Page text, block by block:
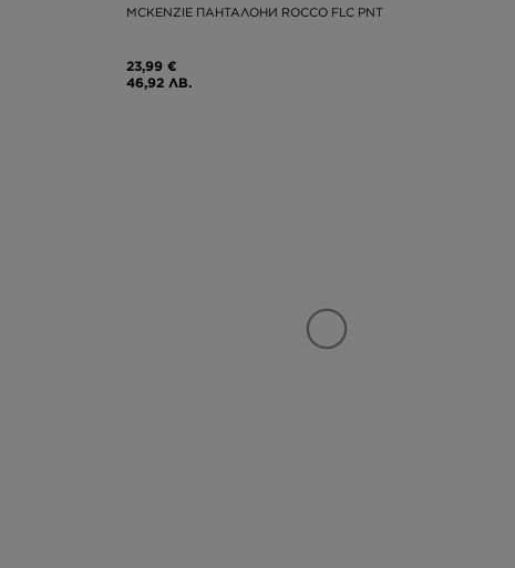
MCKENZIE ПАНТАЛОНИ ROCCO FLC PNT
23,99 €
46,92 ЛВ.